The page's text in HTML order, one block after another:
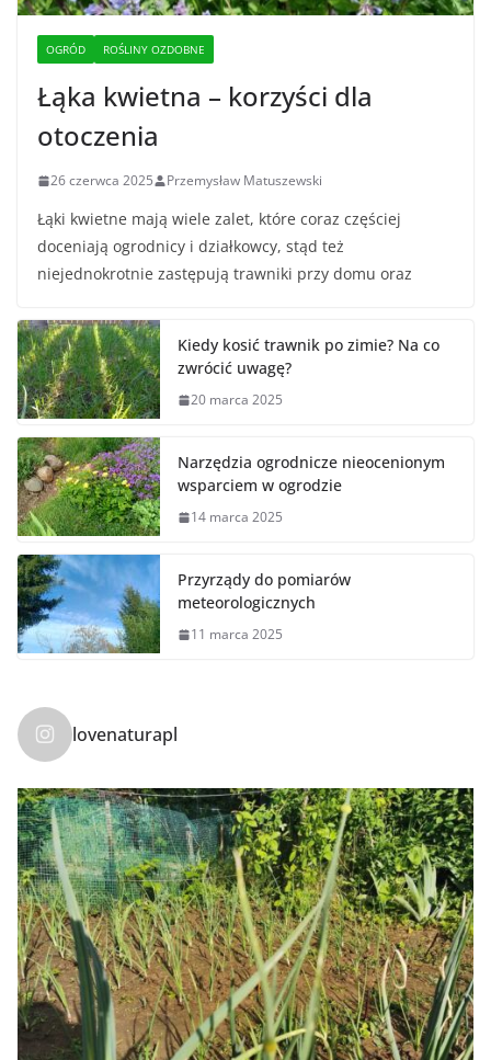
OGRÓD ROŚLINY OZDOBNE
Łąka kwietna – korzyści dla
otoczenia
26 czerwca 2025 Przemysław Matuszewski
Łąki kwietne mają wiele zalet, które coraz częściej
doceniają ogrodnicy i działkowcy, stąd też
niejednokrotnie zastępują trawniki przy domu oraz
Kiedy kosić trawnik po zimie? Na co
zwrócić uwagę?
20 marca 2025
Narzędzia ogrodnicze nieocenionym
wsparciem w ogrodzie
14 marca 2025
Przyrządy do pomiarów
meteorologicznych
11 marca 2025
lovenaturapl